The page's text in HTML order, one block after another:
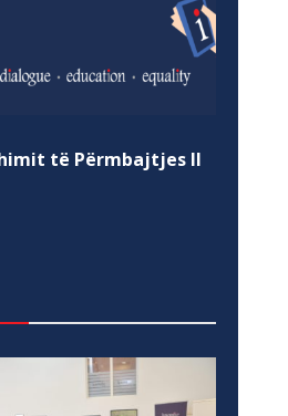
të Përmbajtjes II